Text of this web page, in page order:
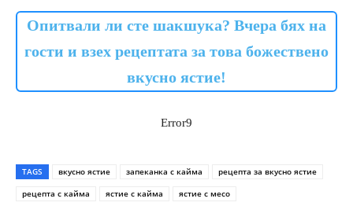
Опитвали ли сте шакшука? Вчера бях на
гости и взех рецептата за това божествено
вкусно ястие!
Error9
TAGS вкусно ястие запеканка с кайма
рецепта за вкусно ястие
рецепта с кайма
ястие с кайма ястие с месо